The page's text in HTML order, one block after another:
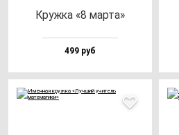
Круж­ка «8 мар­та»
499 руб